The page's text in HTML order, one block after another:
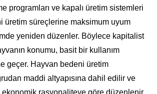
programları ve kapalı üretim sistemleri
üretim süreçlerine maksimum uyum
yeniden düzenler. Böylece kapitalist
konumu, basit bir kullanım
geçer. Hayvan bedeni üretim
maddi altyapısına dahil edilir ve
rasyonaliteye göre düzenlenir,